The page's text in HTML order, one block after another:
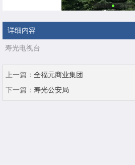
详细内容
寿光电视台
上一篇： 全福元商业集团
下一篇： 寿光公安局